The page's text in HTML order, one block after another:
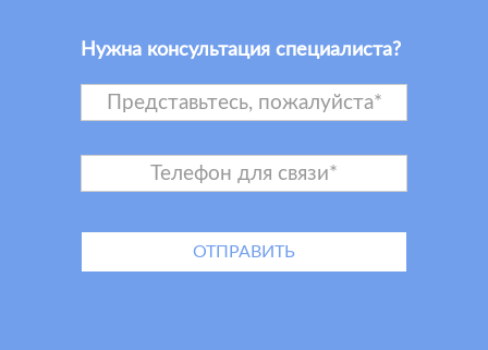
Нужна консультация специалиста?